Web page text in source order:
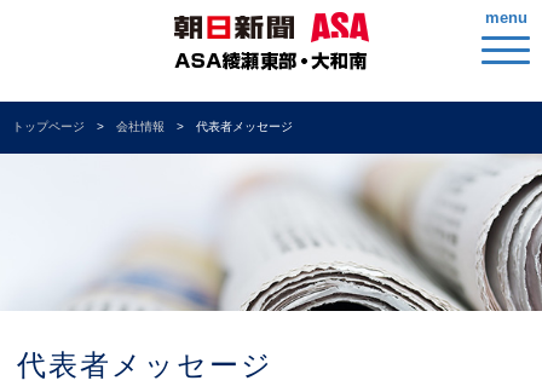
トップページ 会社情報 代表者メッセージ
代表者メッセージ
menu